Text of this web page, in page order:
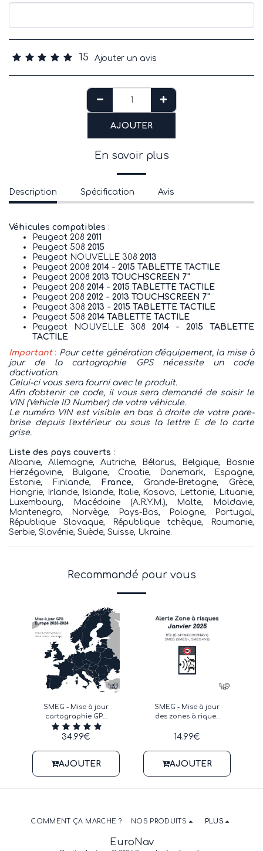
15 Ajouter un avis
AJOUTER
En savoir plus
Description Spécification Avis
Véhicules compatibles :
Peugeot 208 2011
Peugeot 508 2015
Peugeot NOUVELLE 308 2013
Peugeot 2008 2014 - 2015 TABLETTE TACTILE
Peugeot 2008 2013 TOUCHSCREEN 7"
Peugeot 208 2014 - 2015 TABLETTE TACTILE
Peugeot 208 2012 - 2013 TOUCHSCREEN 7"
Peugeot 308 2013 - 2015 TABLETTE TACTILE
Peugeot 508 2014 TABLETTE TACTILE
Peugeot NOUVELLE 308 2014 - 2015 TABLETTE
TACTILE
Important : Pour cette génération d'équipement, la mise à
jour de la cartographie GPS nécessite un code
d'activation.
Celui-ci vous sera fourni avec le produit.
Afin d'obtenir ce code, il vous sera demandé de saisir le
VIN (Vehicle ID Number) de votre véhicule.
Le numéro VIN est visible en bas à droite de votre pare-
brise depuis l'extérieur ou sous la lettre E de la carte
grise.
Liste des pays couverts :
Albanie, Allemagne, Autriche, Bélarus, Belgique, Bosnie
Herzégovine, Bulgarie, Croatie, Danemark, Espagne,
Estonie, Finlande, France, Grande-Bretagne, Grèce,
Hongrie, Irlande, Islande, Italie, Kosovo, Lettonie, Lituanie,
Luxembourg, Macédoine (A.R.Y.M.), Malte, Moldavie,
Montenegro, Norvège, Pays-Bas, Pologne, Portugal,
République Slovaque, République tchèque, Roumanie,
Serbie, Slovénie, Suède, Suisse, Ukraine.
Recommandé pour vous
SMEG - Mise à jour
cartographie GPS
2023-2024
34.99€
AJOUTER
SMEG - Mise à jour
des zones à riques
2025
14.99€
AJOUTER
EuroNav
COMMENT ÇA MARCHE ? NOS PRODUITS PLUS